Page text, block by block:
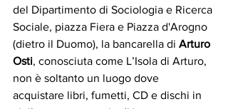
del Dipartimento di Sociologia e Ricerca
Sociale, piazza Fiera e Piazza d'Arogno
(dietro il Duomo), la bancarella di Arturo
Osti, conosciuta come L’Isola di Arturo,
non è soltanto un luogo dove
acquistare libri, fumetti, CD e dischi in